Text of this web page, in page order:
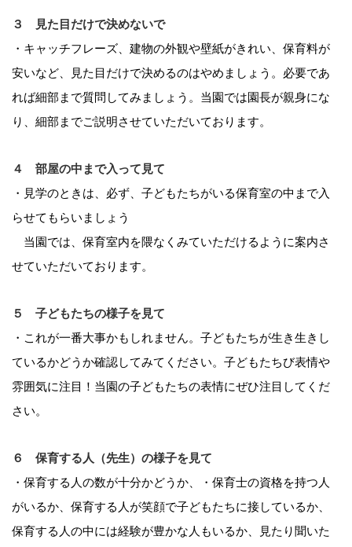
３ 見た目だけで決めないで
・キャッチフレーズ、建物の外観や壁紙がきれい、保育料が
安いなど、見た目だけで決めるのはやめましょう。必要であ
れば細部まで質問してみましょう。当園では園長が親身にな
り、細部までご説明させていただいております。
４ 部屋の中まで入って見て
・見学のときは、必ず、子どもたちがいる保育室の中まで入
らせてもらいましょう
当園では、保育室内を隈なくみていただけるように案内さ
せていただいております。
５ 子どもたちの様子を見て
・これが一番大事かもしれません。子どもたちが生き生きし
ているかどうか確認してみてください。子どもたちび表情や
雰囲気に注目！ 当園の子どもたちの表情にぜひ注目してくだ
さい。
６ 保育する人（先生）の様子を見て
・保育する人の数が十分かどうか、・保育士の資格を持つ人
がいるか、保育する人が笑顔で子どもたちに接しているか、
保育する人の中には経験が豊かな人もいるか、見たり聞いた